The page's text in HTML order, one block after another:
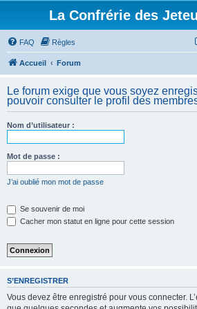
La Confrérie des
FAQ Règles
Accueil Forum
Le forum exige que vous soyez
pouvoir consulter le profil des
Nom d’utilisateur :
Mot de passe :
J’ai oublié mon mot de passe
Se souvenir de moi
Cacher mon statut en ligne pour cette session
S’ENREGISTRER
Vous devez être enregistré pour vous connecter.